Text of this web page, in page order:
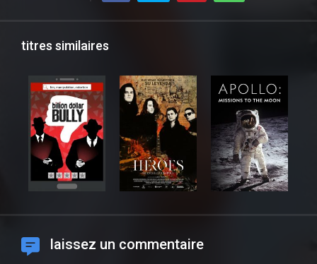
titres similaires
laissez un commentaire